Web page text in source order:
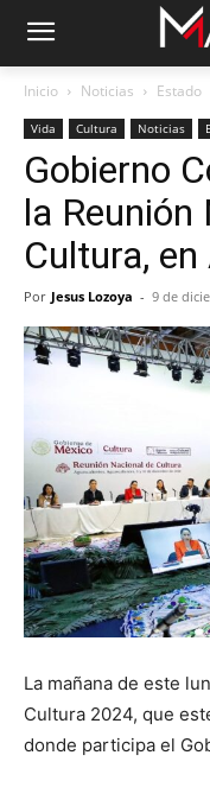
Inicio Noticias Estado
Vida Cultura Noticias
Gobierno
la Reunión
Cultura,
Por Jesus Lozoya - 9 de
La mañana de este
Cultura 2024, que
donde participa el